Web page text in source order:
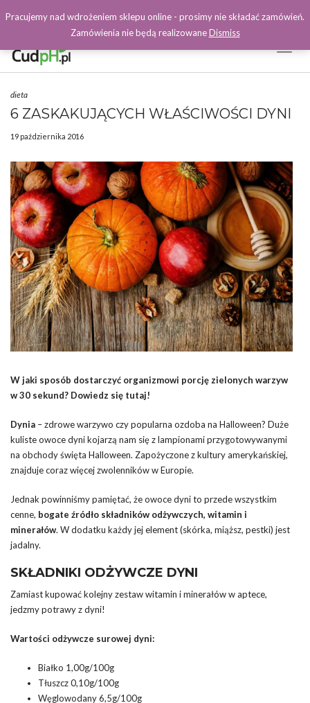
Facebook
dieta
6 ZASKAKUJĄCYCH WŁAŚCIWOŚCI DYNI
19 października 2016
W jaki sposób dostarczyć organizmowi porcję zielonych warzyw
w 30 sekund? Dowiedz się tutaj!
Dynia – zdrowe warzywo czy popularna ozdoba na Halloween? Duże
kuliste owoce dyni kojarzą nam się z lampionami przygotowywanymi
na obchody święta Halloween. Zapożyczone z kultury amerykańskiej,
znajduje coraz więcej zwolenników w Europie.
Jednak powinniśmy pamiętać, że owoce dyni to przede wszystkim
cenne, bogate źródło składników odżywczych, witamin i
minerałów. W dodatku każdy jej element (skórka, miąższ, pestki) jest
jadalny.
SKŁADNIKI ODŻYWCZE DYNI
Zamiast kupować kolejny zestaw witamin i minerałów w aptece,
jedzmy potrawy z dyni!
Wartości odżywcze surowej dyni:
Białko 1,00g/100g
Tłuszcz 0,10g/100g
Węglowodany 6,5g/100g
Pracujemy nad wdrożeniem sklepu online - prosimy nie składać zamówień.
Zamówienia nie będą realizowaneDismiss